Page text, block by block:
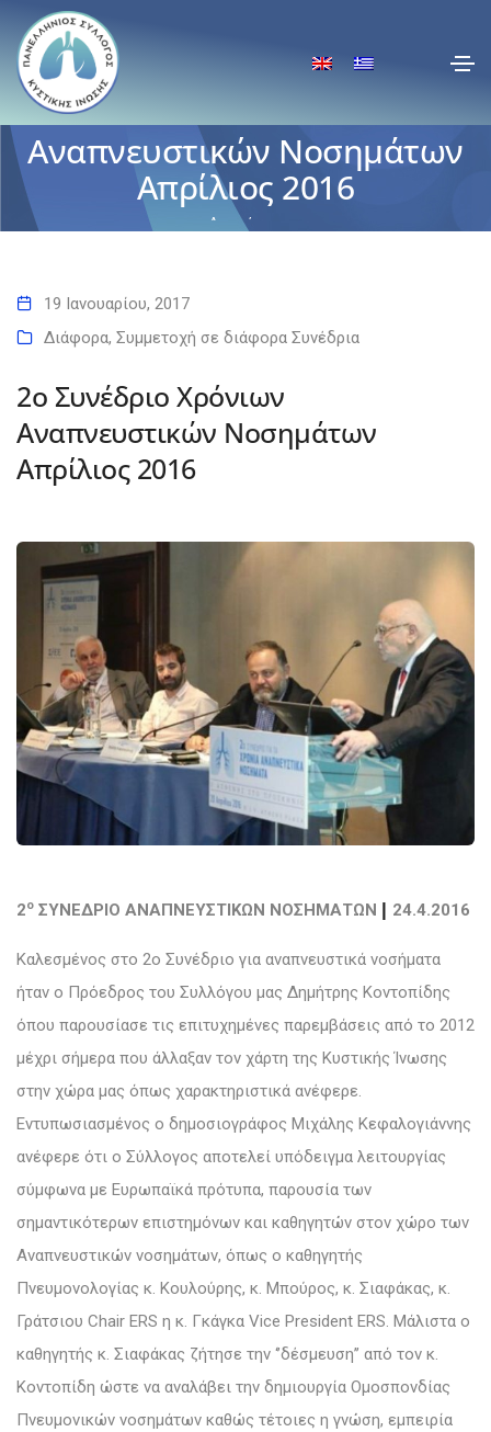
2ο Συνέδριο Χρόνιων
Αναπνευστικών Νοσημάτων
Απρίλιος 2016
Αρχική
19 Ιανουαρίου, 2017
Διάφορα, Συμμετοχή σε διάφορα Συνέδρια
2ο Συνέδριο Χρόνιων
Αναπνευστικών Νοσημάτων
Απρίλιος 2016
2ο ΣΥΝΕΔΡΙΟ ΑΝΑΠΝΕΥΣΤΙΚΩΝ ΝΟΣΗΜΑΤΩΝ | 24.4.2016
Καλεσμένος στο 2ο Συνέδριο για αναπνευστικά νοσήματα
ήταν ο Πρόεδρος του Συλλόγου μας Δημήτρης Κοντοπίδης
όπου παρουσίασε τις επιτυχημένες παρεμβάσεις από το 2012
μέχρι σήμερα που άλλαξαν τον χάρτη της Κυστικής Ίνωσης
στην χώρα μας όπως χαρακτηριστικά ανέφερε.
Εντυπωσιασμένος ο δημοσιογράφος Μιχάλης Κεφαλογιάννης
ανέφερε ότι ο Σύλλογος αποτελεί υπόδειγμα λειτουργίας
σύμφωνα με Ευρωπαϊκά πρότυπα, παρουσία των
σημαντικότερων επιστημόνων και καθηγητών στον χώρο των
Αναπνευστικών νοσημάτων, όπως ο καθηγητής
Πνευμονολογίας κ. Κουλούρης, κ. Μπούρος, κ. Σιαφάκας, κ.
Γράτσιου Chair ERS η κ. Γκάγκα Vice President ERS. Μάλιστα ο
καθηγητής κ. Σιαφάκας ζήτησε την ‘’δέσμευση’’ από τον κ.
Κοντοπίδη ώστε να αναλάβει την δημιουργία Ομοσπονδίας
Πνευμονικών νοσημάτων καθώς τέτοιες η γνώση, εμπειρία